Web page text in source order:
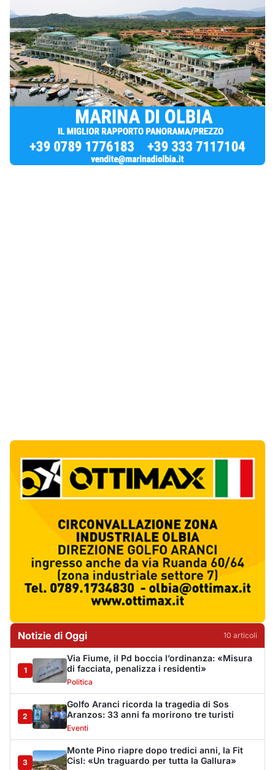
1
Via Fiume, il Pd boccia l’ordinanza: «Misura
di facciata, penalizza i residenti»
Politica
Golfo Aranci ricorda la tragedia di Sos
Aranzos: 33 anni fa morirono tre turisti
Eventi
Monte Pino riapre dopo tredici anni, la Fit
Cisl: «Un traguardo per tutta la Gallura»
Sindacati
4
importante, ora si acceleri sulla Olbia-
Arzachena-Palau»
Sindacati
5
La vicenda di Monte Pino: la timeline degli
interventi tra annunci, ditte fallite e i tanti
stop
Cronaca
6
Monte Pino riapre, ma non è una festa: «Qui
sono morte tre persone»
Eventi
7
Sabbia e oltre un chilo di caviale in valigia:
sequestri all’aeroporto di Olbia